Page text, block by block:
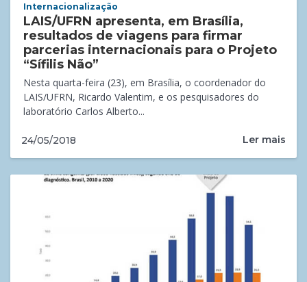
Internacionalização
LAIS/UFRN apresenta, em Brasília,
resultados de viagens para firmar
parcerias internacionais para o Projeto
“Sífilis Não”
Nesta quarta-feira (23), em Brasília, o coordenador do
LAIS/UFRN, Ricardo Valentim, e os pesquisadores do
laboratório Carlos Alberto...
24/05/2018 Ler mais